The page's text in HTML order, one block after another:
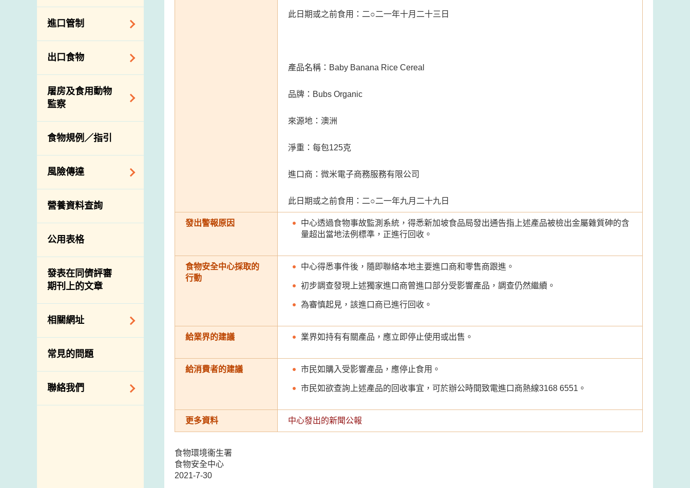
食物安全重點控制
系統
基因改造食物
資料
食物安全之風險評
估
食物事故應變及管
理
食物消費量調查
總膳食研究
有機食物
高風險食物
抗菌素耐藥性
食物安全專家委員
會
消費者聯繫小組
進口管制
食物進口商和食物
分銷商登記制度
絡內地有關當局
進口食物管制
口檢驗
出口食物
出口驗證
出口食物往內地
出口商及業界的消
息
屠房及食用動物
監察
規管農業化學物及
獸醫藥物在食用動
物上的使用
屠房及疾病監測
宰前檢驗
宰後檢驗
結果
屠房及肉類檢驗
食物規例／指引
風險傳達
主題項目
項目及活動
資訊平台
下載
公開比賽
營養資料查詢
公用表格
發表在同儕評審
期刊上的文章
相關網址
相關政府部門／機
構
常見的問題
聯絡我們
此日期或之前食用：二○二一年十月二十三日
產品名稱：Baby Banana Rice Cereal
品牌：Bubs Organic
來源地：澳洲
淨重：每包125克
進口商：微米電子商務服務有限公司
此日期或之前食用：二○二一年九月二十九日
發出警報原因
中心透過食物事故監測系統，得悉新加坡食品局發出通告指上述產品被檢出金屬雜質砷的含
量超出當地法例標準，正進行回收。
食物安全中心採取的
行動
中心得悉事件後，隨即聯絡本地主要進口商和零售商跟進。
初步調查發現上述獨家進口商曾進口部分受影響產品，調查仍然繼續。
為審慎起見，該進口商已進行回收。
給業界的建議 業界如持有有關產品，應立即停止使用或出售。
給消費者的建議 市民如購入受影響產品，應停止食用。
市民如欲查詢上述產品的回收事宜，可於辦公時間致電進口商熱線3168 6551。
更多資料 中心發出的新聞公報
食物環境衞生署
食物安全中心
2021-7-30